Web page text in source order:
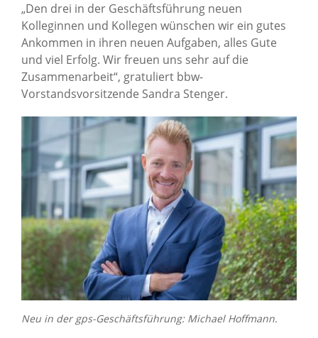
„Den drei in der Geschäftsführung neuen
Kolleginnen und Kollegen wünschen wir ein gutes
Ankommen in ihren neuen Aufgaben, alles Gute
und viel Erfolg. Wir freuen uns sehr auf die
Zusammenarbeit“, gratuliert bbw-
Vorstandsvorsitzende Sandra Stenger.
Neu in der gps-Geschäftsführung: Michael Hoffmann.